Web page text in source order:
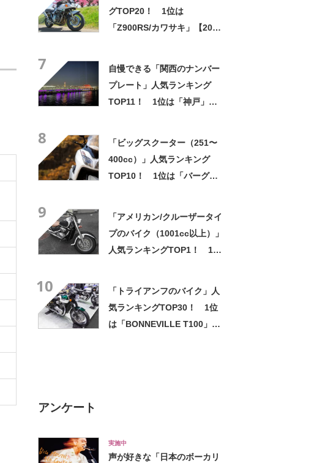
グTOP20！ 1位は
「Z900RS/カワサキ」【2023
7
自慢できる「関西のナンバー
プレート」人気ランキング
TOP11！ 1位は「神戸」！
8
「ビッグスクーター（251〜
400cc）」人気ランキング
TOP10！ 1位は「バーグマ
9
「アメリカン/クルーザータイ
プのバイク（1001cc以上）」
人気ランキングTOP1！ 1位
10
「トライアンフのバイク」人
気ランキングTOP30！ 1位
は「BONNEVILLE T100」
アンケート
実施中
声が好きな「日本のボーカリ